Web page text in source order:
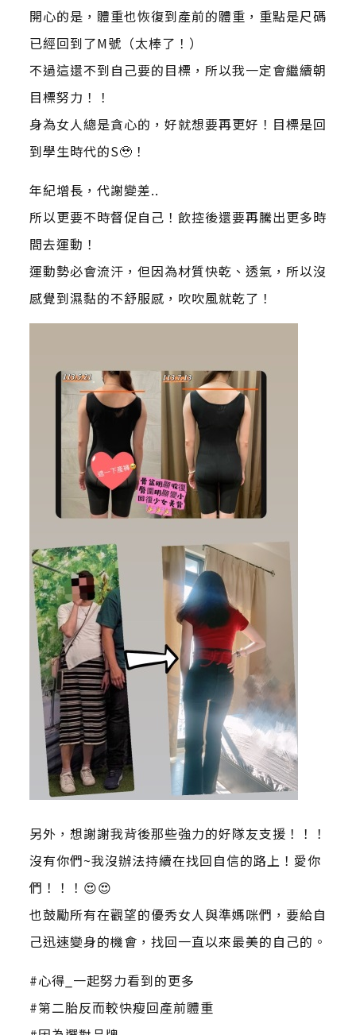
開心的是，體重也恢復到產前的體重，重點是尺碼
已經回到了M號（太棒了！）
不過這還不到自己要的目標，所以我一定會繼續朝
目標努力！！
身為女人總是貪心的，好就想要再更好！目標是回
到學生時代的S🥹！
年紀增長，代謝變差..
所以更要不時督促自己！飲控後還要再騰出更多時
間去運動！
運動勢必會流汗，但因為材質快乾、透氣，所以沒
感覺到濕黏的不舒服感，吹吹風就乾了！
另外，想謝謝我背後那些強力的好隊友支援！！！
沒有你們~我沒辦法持續在找回自信的路上！愛你
們！！！😍😍
也鼓勵所有在觀望的優秀女人與準媽咪們，要給自
己迅速變身的機會，找回一直以來最美的自己的。
#心得_一起努力看到的更多
#第二胎反而較快瘦回產前體重